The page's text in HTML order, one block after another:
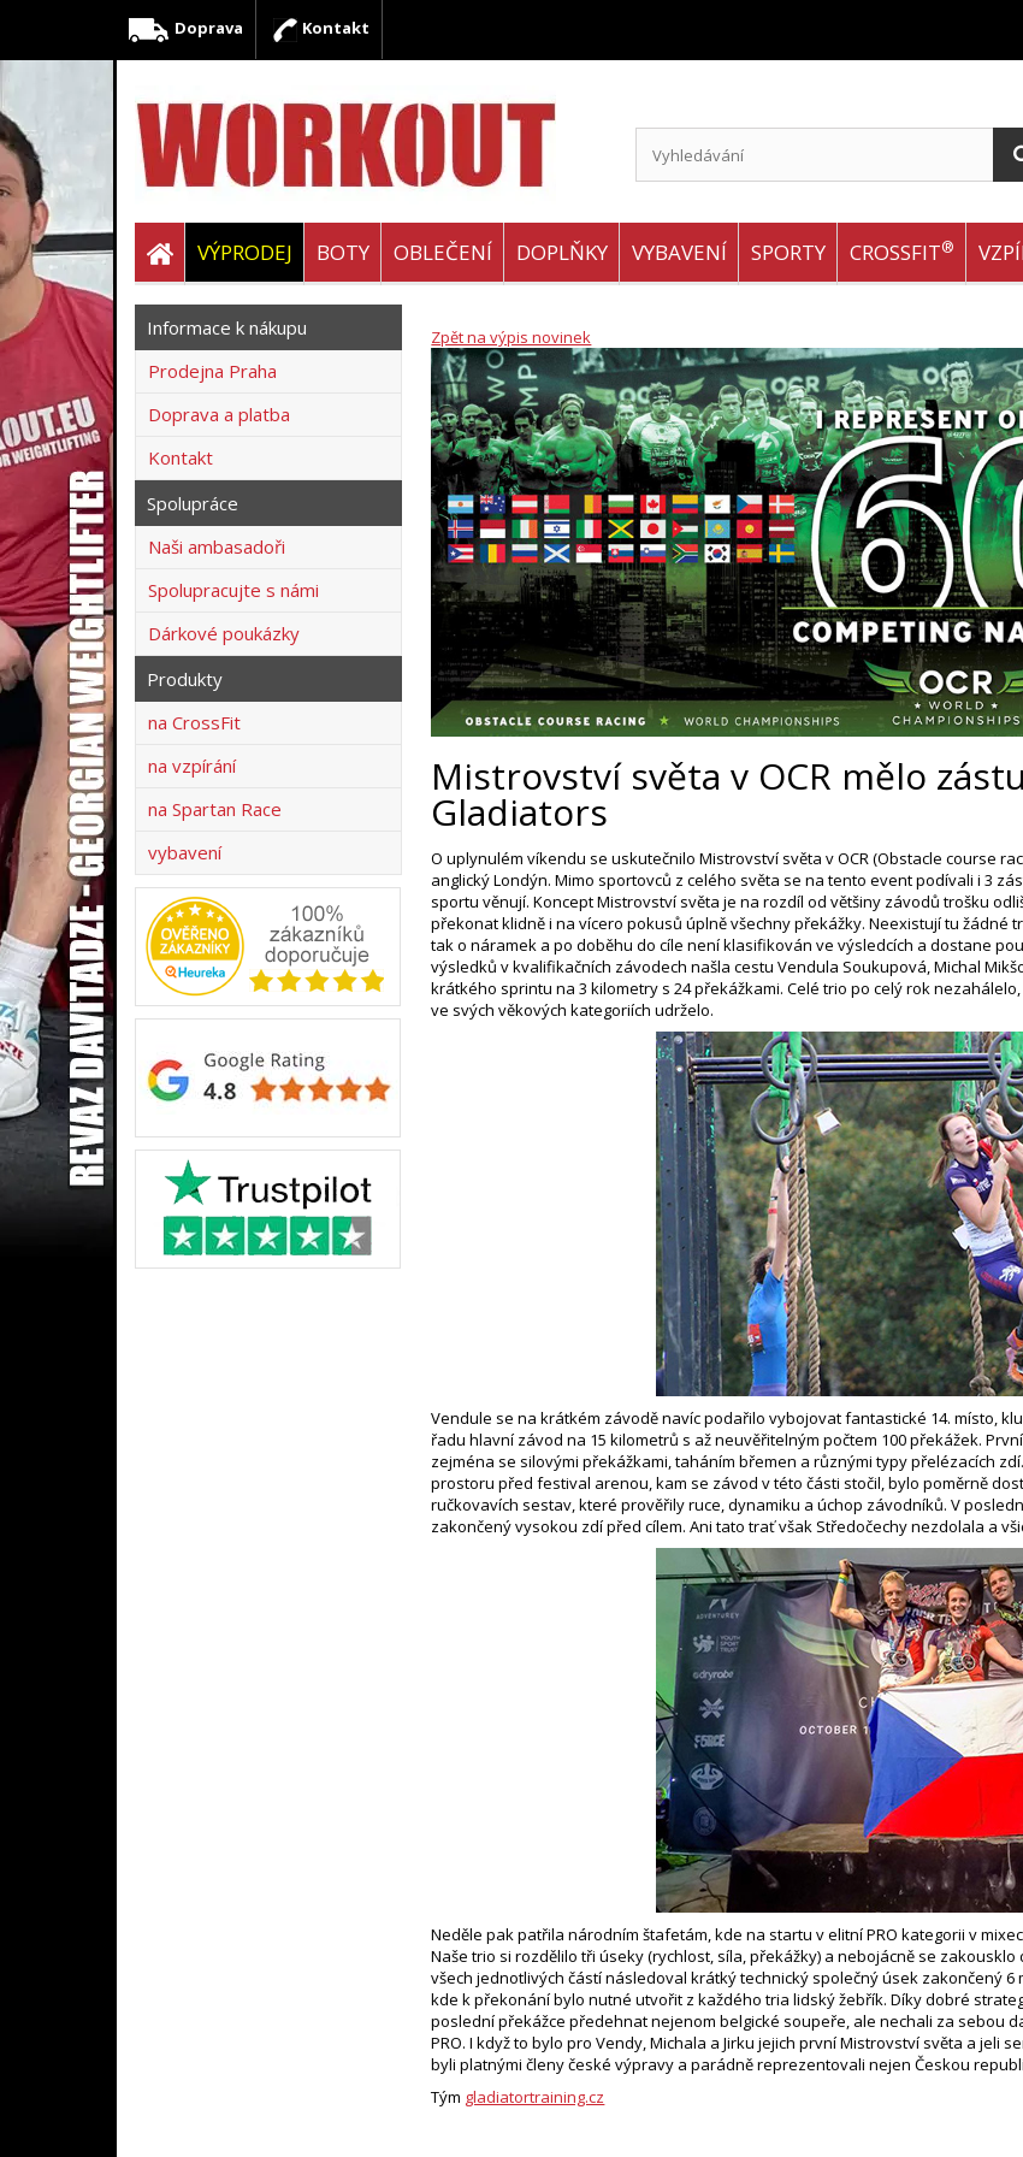
Doprava Kontakt
VÝPRODEJ BOTY OBLEČENÍ DOPLŇKY VYBAVENÍ SPORTY CROSSFIT®
Informace k nákupu
Prodejna Praha
Doprava a platba
Kontakt
Spolupráce
Naši ambasadoři
Spolupracujte s námi
Dárkové poukázky
Produkty
na CrossFit
na vzpírání
na Spartan Race
vybavení
Zpět na výpis novinek
Mistrovství světa v OCR mělo
Gladiators
O uplynulém víkendu se uskutečnilo Mistrovství světa v OCR (Obstacle course
anglický Londýn. Mimo sportovců z celého světa se na tento event podívali i 3
sportu věnují. Koncept Mistrovství světa je na rozdíl od většiny závodů trošku
překonat klidně i na vícero pokusů úplně všechny překážky. Neexistují tu žádné
tak o náramek a po doběhu do cíle není klasifikován ve výsledcích a dostane
výsledků v kvalifikačních závodech našla cestu Vendula Soukupová, Michal
krátkého sprintu na 3 kilometry s 24 překážkami. Celé trio po celý rok
ve svých věkových kategoriích udrželo.
Vendule se na krátkém závodě navíc podařilo vybojovat fantastické 14. místo,
řadu hlavní závod na 15 kilometrů s až neuvěřitelným počtem 100 překážek.
zejména se silovými překážkami, taháním břemen a různými typy přelézacích
prostoru před festival arenou, kam se závod v této části stočil, bylo poměrně
ručkovavích sestav, které prověřily ruce, dynamiku a úchop závodníků. V
zakončený vysokou zdí před cílem. Ani tato trať však Středočechy nezdolala a
Neděle pak patřila národním štafetám, kde na startu v elitní PRO kategorii v
Naše trio si rozdělilo tři úseky (rychlost, síla, překážky) a nebojácně se
všech jednotlivých částí následoval krátký technický společný úsek zakončený
kde k překonání bylo nutné utvořit z každého tria lidský žebřík. Díky dobré
poslední překážce předehnat nejenom belgické soupeře, ale nechali za sebou
PRO. I když to bylo pro Vendy, Michala a Jirku jejich první Mistrovství světa a
byli platnými členy české výpravy a parádně reprezentovali nejen Českou
Tým gladiatortraining.cz